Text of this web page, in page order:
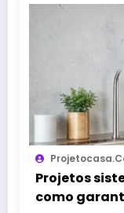
Projetos
como